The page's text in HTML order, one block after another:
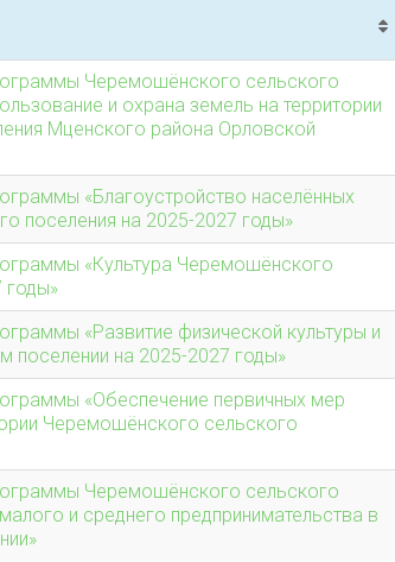
Черемошёнского сельского
и охрана земель на территории
Мценского района Орловской
«Благоустройство населённых
поселения на 2025-2027 годы»
«Культура Черемошёнского
годы»
«Развитие физической культуры и
на 2025-2027 годы»
«Обеспечение первичных мер
Черемошёнского сельского
Черемошёнского сельского
и среднего предпринимательства в